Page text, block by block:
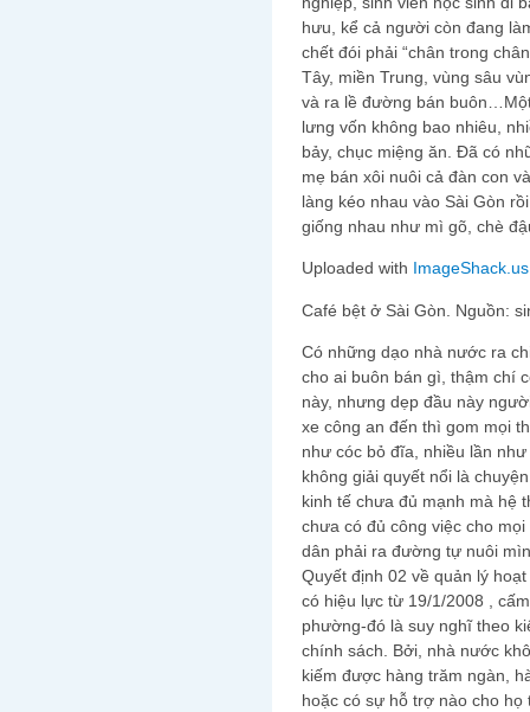
hưu, kể cả người còn đang
chết đói phải “chân trong
Tây, miền Trung, vùng sâu
và ra lề đường bán
lưng vốn không bao nhiêu,
bảy, chục miệng ăn. Đã có
mẹ bán xôi nuôi cả đàn con
làng kéo nhau vào Sài Gòn
giống nhau như mì gõ, chè
Uploaded with ImageShack.us
Café bệt ở Sài Gòn. Nguồn:
Có những dạo nhà nước ra
cho ai buôn bán gì, thậm chí
này, nhưng dẹp đầu này
xe công an đến thì gom mọi
như cóc bỏ đĩa, nhiều lần
không giải quyết nổi là
kinh tế chưa đủ mạnh mà
chưa có đủ công việc cho
dân phải ra đường tự nuôi
Quyết định 02 về quản lý
có hiệu lực từ 19/1/2008 ,
phường-đó là suy nghĩ theo
chính sách. Bởi, nhà nước
kiếm được hàng trăm ngàn,
hoặc có sự hỗ trợ nào cho